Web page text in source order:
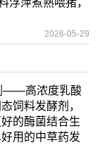
2026-05-29
——高浓度乳酸
饲料发酵剂，
的酶菌结合生
用的中草药发